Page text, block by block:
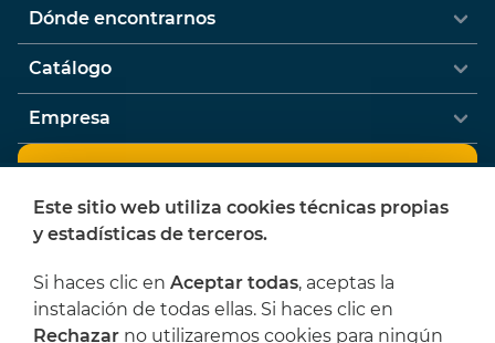
Dónde encontrarnos
Catálogo
Empresa
Newsletter
¿Quieres recibir ofertas y novedades de
Este sitio web utiliza cookies técnicas propias
y estadísticas de terceros.
Si haces clic en Aceptar todas, aceptas la
instalación de todas ellas. Si haces clic en
Rechazar no utilizaremos cookies para ningún